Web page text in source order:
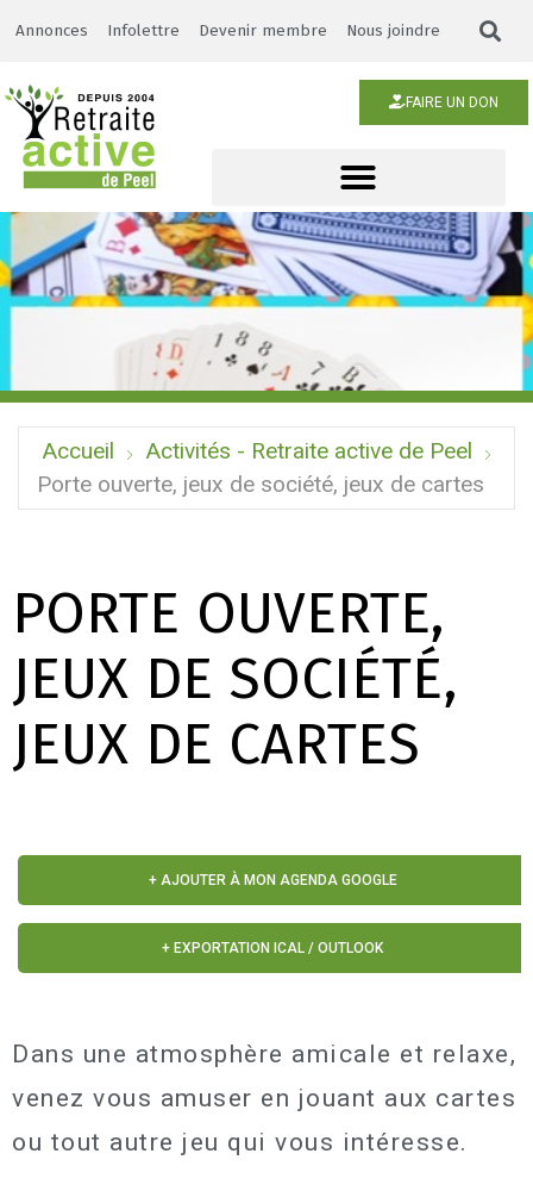
Annonces Infolettre Devenir membre Nous joindre
FAIRE UN DON
Accueil
Activités - Retraite active de Peel
Porte ouverte, jeux de société, jeux de cartes
PORTE OUVERTE,
JEUX DE SOCIÉTÉ,
JEUX DE CARTES
+ AJOUTER À MON AGENDA GOOGLE
+ EXPORTATION ICAL / OUTLOOK
Dans une atmosphère amicale et relaxe,
venez vous amuser en jouant aux cartes
ou tout autre jeu qui vous intéresse.